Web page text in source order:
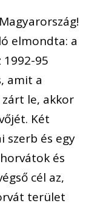
elmondta: a
95
amit a
le, akkor
Két
szerb és egy
és
cél az,
terület